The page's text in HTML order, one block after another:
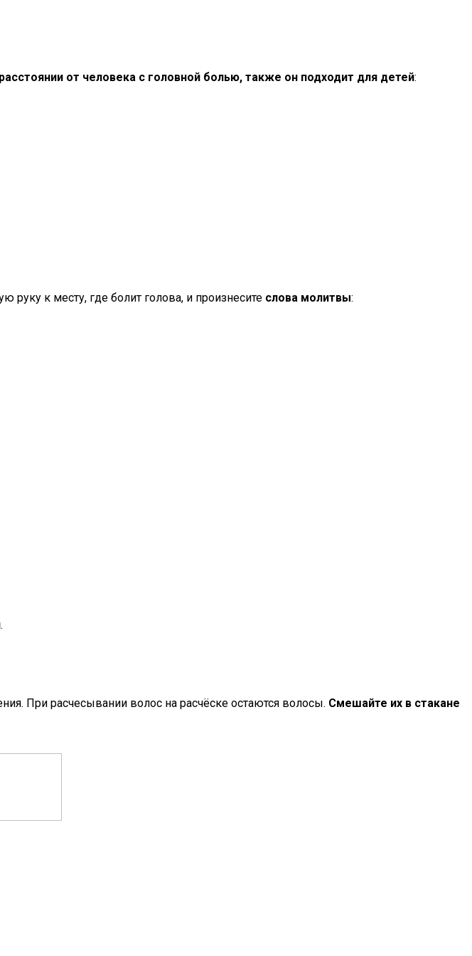
от человека с головной болью, также он подходит для детей:
руку к месту, где болит голова, и произнесите слова молитвы:
.
При расчесывании волос на расчёске остаются волосы. Смешайте их в стакане